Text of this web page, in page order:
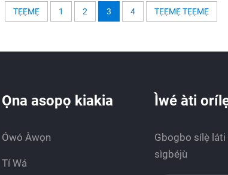
TẸ́Ẹ́MẸ́ 1 2 3 4 TẸ́Ẹ́MẸ́ TẸ́Ẹ́MẸ́
Ọna asopọ kiakia
Ówó Àwọn
Tí Wá
Ìwé àti
Gbogbo sílẹ̀
sìgbéjù